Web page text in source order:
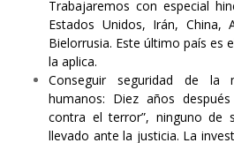
Trabajaremos con especial
Estados Unidos, Irán, China,
Bielorrusia. Este último país es
la aplica.
Conseguir seguridad de la
humanos: Diez años
contra el terror”, ninguno de
llevado ante la justicia. La